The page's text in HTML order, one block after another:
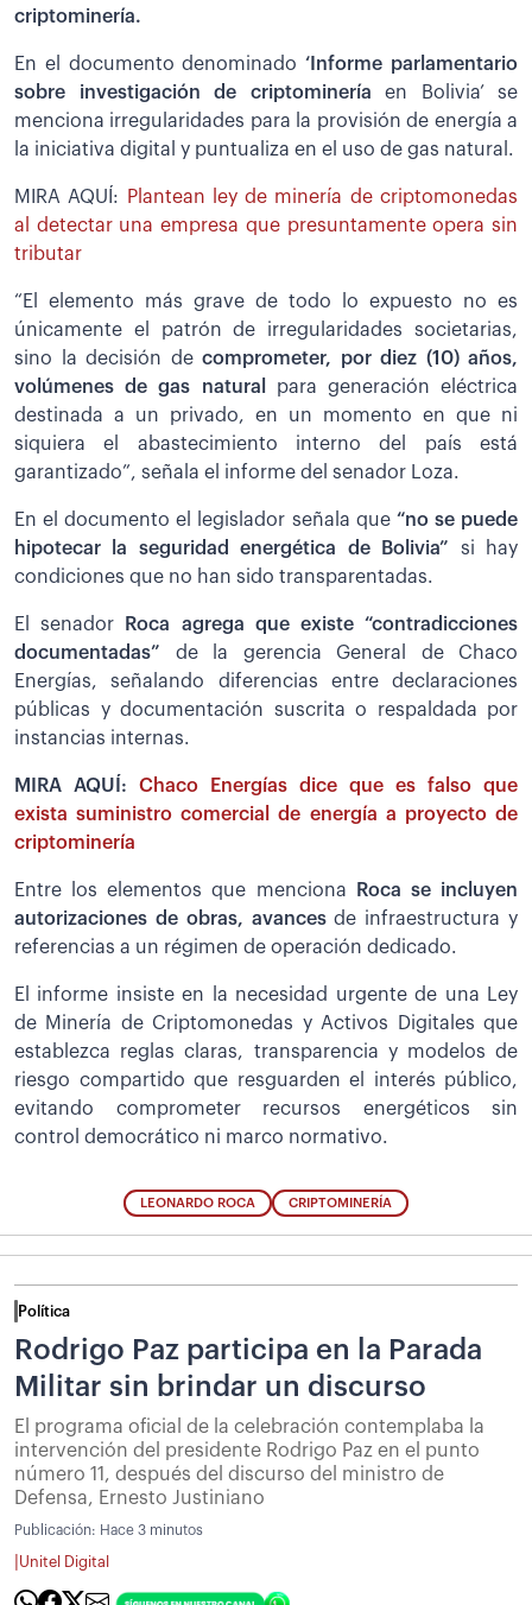
criptominería.
En el documento denominado ‘Informe parlamentario
sobre investigación de criptominería en Bolivia’ se
menciona irregularidades para la provisión de energía a
la iniciativa digital y puntualiza en el uso de gas natural.
MIRA AQUÍ:
Plantean ley de minería de criptomonedas
al detectar una empresa que presuntamente opera sin
tributar
“El elemento más grave de todo lo expuesto no es
únicamente el patrón de irregularidades societarias,
sino la decisión de comprometer, por diez (10) años,
volúmenes de gas natural para generación eléctrica
destinada a un privado, en un momento en que ni
siquiera el abastecimiento interno del país está
garantizado”, señala el informe del senador Loza.
En el documento el legislador señala que “no se puede
hipotecar la seguridad energética de Bolivia” si hay
condiciones que no han sido transparentadas.
El senador
Roca agrega que existe “contradicciones
documentadas” de la gerencia General de Chaco
Energías, señalando diferencias entre declaraciones
públicas y documentación suscrita o respaldada por
instancias internas.
MIRA AQUÍ: Chaco Energías dice que es falso que
exista suministro comercial de energía a proyecto de
criptominería
Entre los elementos que menciona
Roca se incluyen
autorizaciones de obras, avancesde infraestructura y
referencias a un régimen de operación dedicado.
El informe insiste en la necesidad urgente de una Ley
de Minería de Criptomonedas y Activos Digitales que
establezca reglas claras, transparencia y modelos de
riesgo compartido que resguarden el interés público,
evitando comprometer recursos energéticos sin
control democrático ni marco normativo.
LEONARDO ROCA CRIPTOMINERÍA
Política
Rodrigo Paz participa en la Parada
Militar sin brindar un discurso
El programa oficial de la celebración contemplaba la
intervención del presidente Rodrigo Paz en el punto
número 11, después del discurso del ministro de
Defensa, Ernesto Justiniano
Publicación: Hace 3 minutos
Unitel Digital